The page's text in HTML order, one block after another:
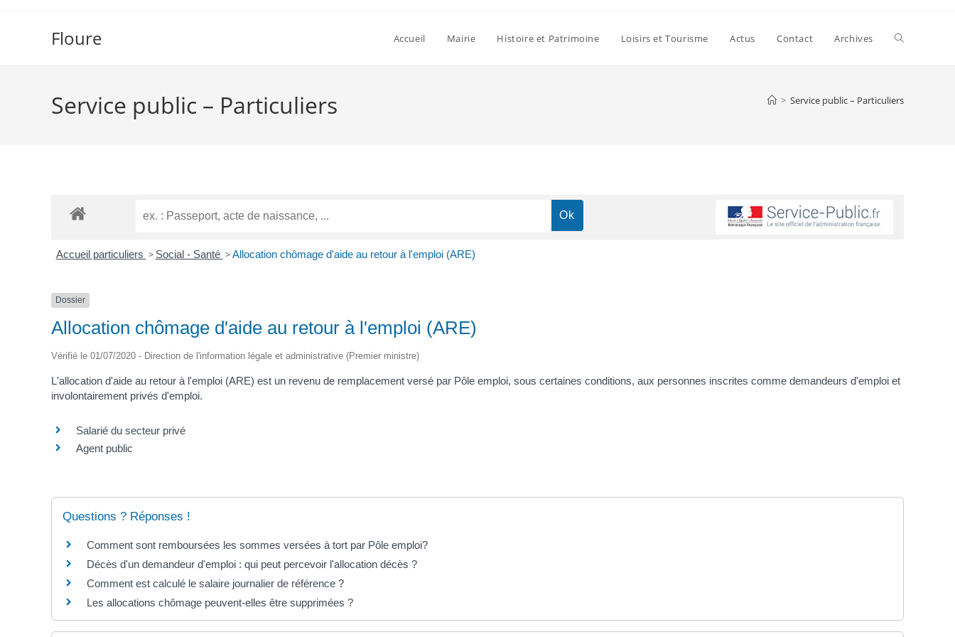
Floure Accueil Mairie Histoire et Patrimoine Loisirs et Tourisme Actus Contact Archives
Service public – Particuliers > Service public – Particuliers
Accueil particuliers > Social - Santé > Allocation chômage d'aide au retour à l'emploi (ARE)
Dossier
Allocation chômage d'aide au retour à l'emploi (ARE)
Vérifié le 01/07/2020 - Direction de l'information légale et administrative (Premier ministre)
L'allocation d'aide au retour à l'emploi (ARE) est un revenu de remplacement versé par Pôle emploi, sous certaines conditions, aux personnes inscrites comme demandeurs d'emploi et
involontairement privés d'emploi.
Salarié du secteur privé
Agent public
Questions ? Réponses !
Comment sont remboursées les sommes versées à tort par Pôle emploi?
Décès d'un demandeur d'emploi : qui peut percevoir l'allocation décès ?
Comment est calculé le salaire journalier de référence ?
Les allocations chômage peuvent-elles être supprimées ?